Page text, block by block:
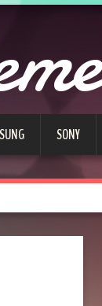
SONY